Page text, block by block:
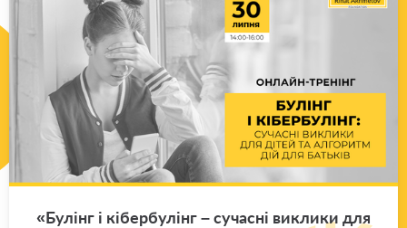
«Бу­лінг і кі­бер­бу­лінг – су­ча­сні ви­кли­ки для